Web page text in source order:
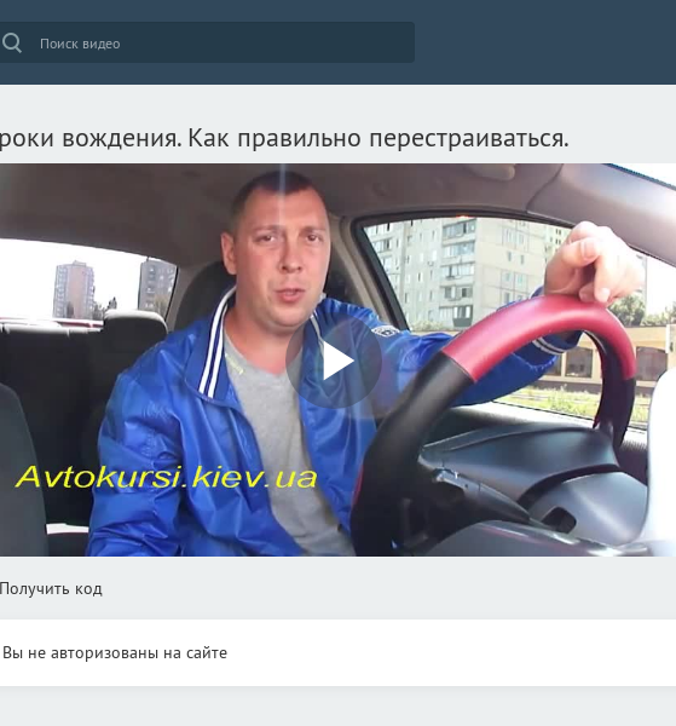
вождения. Как правильно перестраиваться.
Play
Video
Получить код
Вы не авторизованы на сайте